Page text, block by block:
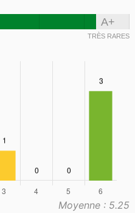
A+
TRÈS RARES
Moyenne : 5.25